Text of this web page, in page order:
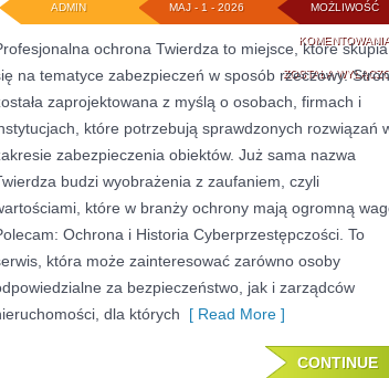
MOŻLIWOŚĆ
ZOSTAŁA
MAJ - 1 - 2026
ADMIN
ochrona Twierdza to miejsce, które skupia
na tematyce zabezpieczeń w sposób rzeczowy.
zaprojektowana z myślą o osobach, firmach i
które potrzebują sprawdzonych rozwiązań
zabezpieczenia obiektów. Już sama nazwa
budzi wyobrażenia z zaufaniem, czyli
które w branży ochrony mają ogromną
Ochrona i Historia Cyberprzestępczości. To
która może zainteresować zarówno osoby
za bezpieczeństwo, jak i zarządców
dla których [ Read More ]
CONTINUE